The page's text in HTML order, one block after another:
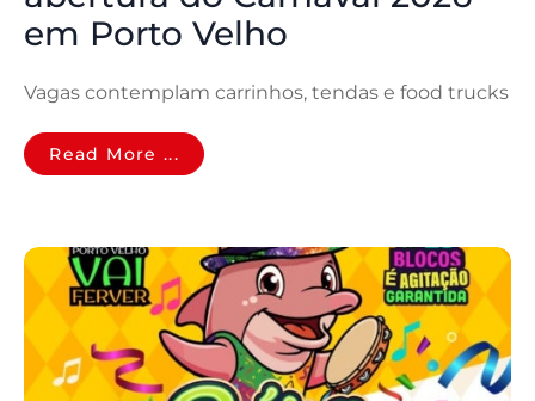
em Porto Velho
Vagas contemplam carrinhos, tendas e food trucks
Read More ...